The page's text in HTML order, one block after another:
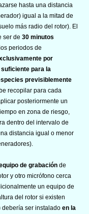
hasta una distancia
igual a la mitad de
más radio del rotor). El
ser de 30 minutos
periodos de
por
para la
previsiblemente
recopilar para cada
posteriormente un
en zona de riesgo,
dentro del intervalo de
distancia igual o menor
de grabación de
y otro micrófono cerca
un equipo de
del rotor si existen
ser instalado en la